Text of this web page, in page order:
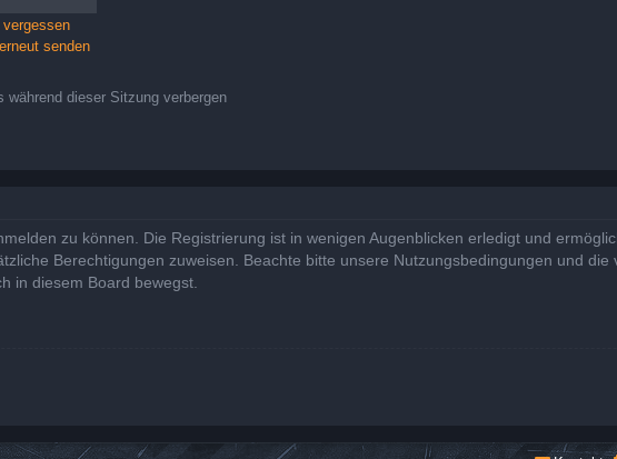
vergessen
senden
während dieser Sitzung verbergen
zu können. Die Registrierung ist in wenigen Augenblicken erledigt und
Berechtigungen zuweisen. Beachte bitte unsere Nutzungsbedingungen und
in diesem Board bewegst.